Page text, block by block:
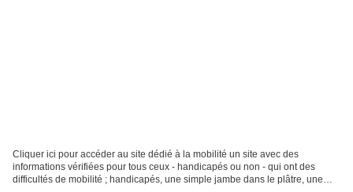
Cliquer ici pour accéder au site dédié à la mobilité un site avec des
informations vérifiées pour tous ceux - handicapés ou non - qui ont des
difficultés de mobilité ; handicapés, une simple jambe dans le plâtre, une